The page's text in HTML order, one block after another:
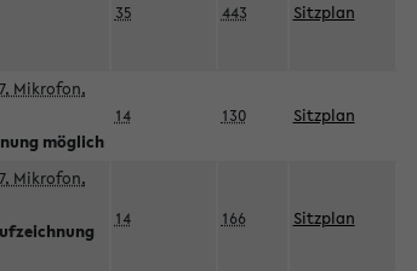
35 443 Sitzplan
Mikrofon,
möglich
14 130 Sitzplan
Mikrofon,
14 166 Sitzplan